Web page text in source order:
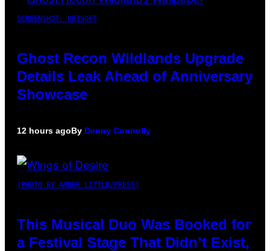
SCREENSHOT: UBISOFT
Ghost Recon Wildlands Upgrade
Details Leak Ahead of Anniversary
Showcase
12 hours agoBy Denny Connolly
(PHOTO BY AMBER LITTLE/PRESS)
This Musical Duo Was Booked for
a Festival Stage That Didn’t Exist,